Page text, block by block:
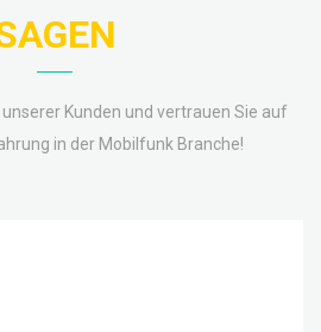
Kunden und vertrauen Sie auf
in der Mobilfunk Branche!